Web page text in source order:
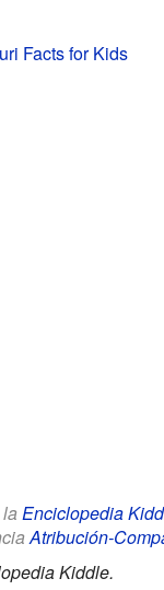
Facts for Kids
Enciclopedia
Atribución-
Kiddle.